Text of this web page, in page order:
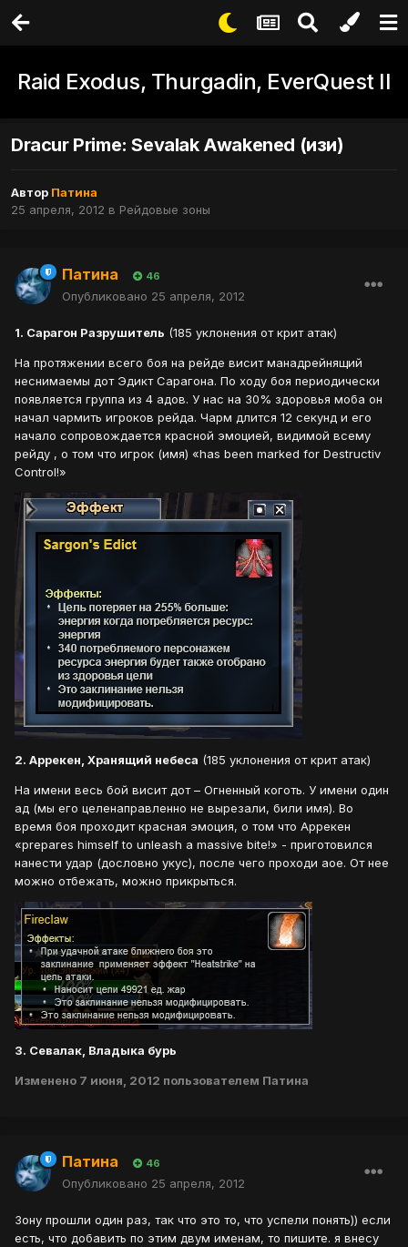
Raid Exodus, Thurgadin, EverQuest II
Dracur Prime: Sevalak Awakened (изи)
Автор Патина
25 апреля, 2012 в Рейдовые зоны
Патина 46
Опубликовано 25 апреля, 2012
1. Сарагон Разрушитель (185 уклонения от крит атак)
На протяжении всего боя на рейде висит манадрейнящий
неснимаемы дот Эдикт Сарагона. По ходу боя периодически
появляется группа из 4 адов. У нас на 30% здоровья моба он
начал чармить игроков рейда. Чарм длится 12 секунд и его
начало сопровождается красной эмоцией, видимой всему
рейду , о том что игрок (имя) «has been marked for Destructiv
Control!»
2. Аррекен, Хранящий небеса (185 уклонения от крит атак)
На имени весь бой висит дот – Огненный коготь. У имени один
ад (мы его целенаправленно не вырезали, били имя). Во
время боя проходит красная эмоция, о том что Аррекен
«prepares himself to unleash a massive bite!» - приготовился
нанести удар (дословно укус), после чего проходи аое. От нее
можно отбежать, можно прикрыться.
3. Севалак, Владыка бурь
Изменено 7 июня, 2012 пользователем Патина
Патина 46
Опубликовано 25 апреля, 2012
Зону прошли один раз, так что это то, что успели понять)) если
есть, что добавить по этим двум именам, то пишите. я внесу